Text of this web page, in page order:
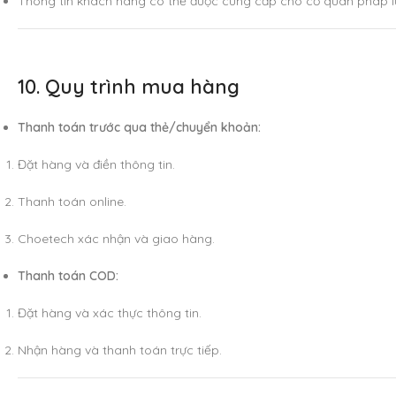
10. Quy trình mua hàng
Thanh toán trước qua thẻ/chuyển khoản:
Đặt hàng và điền thông tin.
Thanh toán online.
Choetech xác nhận và giao hàng.
Thanh toán COD:
Đặt hàng và xác thực thông tin.
Nhận hàng và thanh toán trực tiếp.